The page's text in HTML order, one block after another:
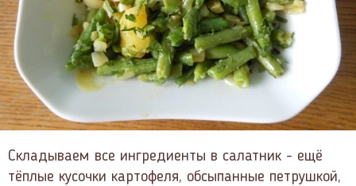
Складываем все ингредиенты в салатник - ещё
тёплые кусочки картофеля, обсыпанные петрушкой,